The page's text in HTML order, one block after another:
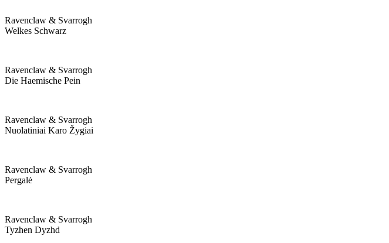
Ravenclaw & Svarrogh
Welkes Schwarz
Ravenclaw & Svarrogh
Die Haemische Pein
Ravenclaw & Svarrogh
Nuolatiniai Karo Žygiai
Ravenclaw & Svarrogh
Pergalė
Ravenclaw & Svarrogh
Tyzhen Dyzhd